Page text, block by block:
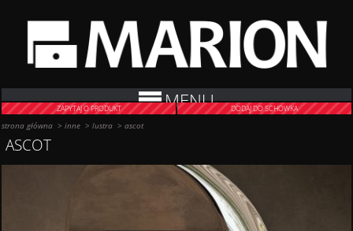
MENU
ZAPYTAJ O PRODUKT DODAJ DO SCHOWKA
strona główna >inne >lustra >ascot
ASCOT